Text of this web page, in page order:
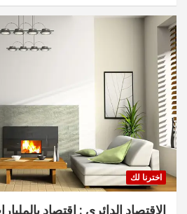
اخترنا لك
الاقتصاد الدائري : اقتصاد